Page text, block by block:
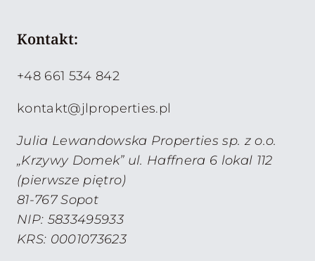
Kontakt:
+48 661 534 842
kontakt@jlproperties.pl
Julia Lewandowska Properties sp. z o.o.
„Krzywy Domek” ul. Haffnera 6 lokal 112
(pierwsze piętro)
81-767 Sopot
NIP: 5833495933
KRS: 0001073623